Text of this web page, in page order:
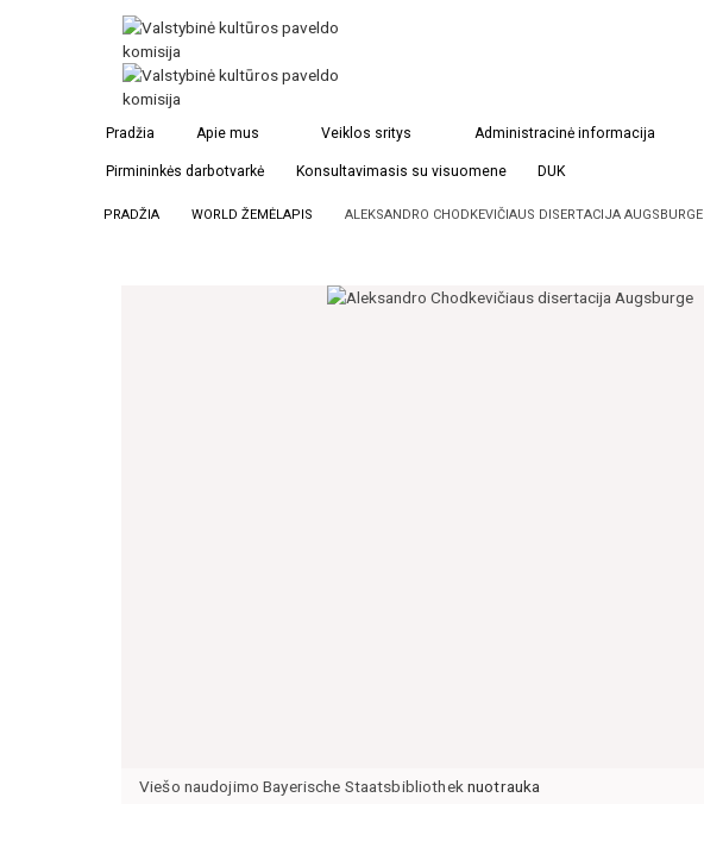
Pradžia Apie mus Veiklos sritys Administracinė informacija
Pirmininkės darbotvarkė Konsultavimasis su visuomene DUK
PRADŽIA WORLD ŽEMĖLAPIS ALEKSANDRO CHODKEVIČIAUS DISERTACIJA AUGSBURGE
Viešo naudojimo Bayerische Staatsbibliothek nuotrauka